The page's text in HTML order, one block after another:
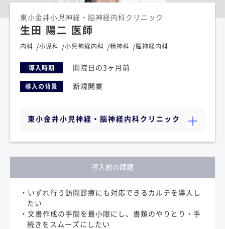
東小金井小児神経・脳神経内科クリニック
生田 陽二 医師
内科 小児科 小児神経内科 精神科 脳神経内科
導入時期 開院日の3ヶ月前
導入の背景 新規開業
東小金井小児神経・脳神経内科クリニック
導入前の課題
・いずれ行う訪問診療にも対応できるカルテを導入し
たい
・文書作成の手間を最小限にし、書類のやりとり・手
続きをスムーズにしたい